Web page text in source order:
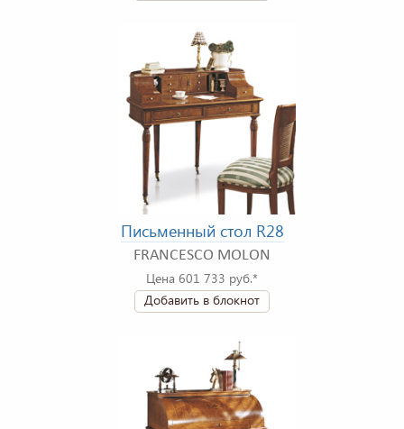
Письменный стол R28
FRANCESCO MOLON
Цена 601 733 руб.*
Добавить в блокнот